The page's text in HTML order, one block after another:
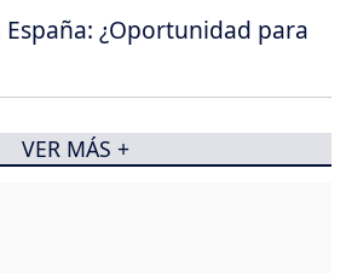
¿Oportunidad para
VER MÁS +